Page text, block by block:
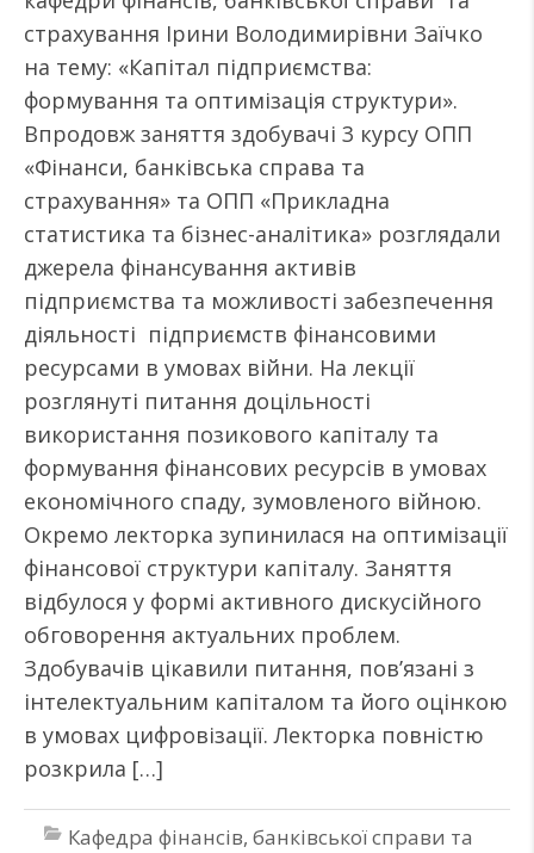
страхування Ірини Володимирівни Заїчко
на тему: «Капітал підприємства:
формування та оптимізація структури».
Впродовж заняття здобувачі 3 курсу ОПП
«Фінанси, банківська справа та
страхування» та ОПП «Прикладна
статистика та бізнес-аналітика» розглядали
джерела фінансування активів
підприємства та можливості забезпечення
діяльності підприємств фінансовими
ресурсами в умовах війни. На лекції
розглянуті питання доцільності
використання позикового капіталу та
формування фінансових ресурсів в умовах
економічного спаду, зумовленого війною.
Окремо лекторка зупинилася на оптимізації
фінансової структури капіталу. Заняття
відбулося у формі активного дискусійного
обговорення актуальних проблем.
Здобувачів цікавили питання, пов’язані з
інтелектуальним капіталом та його оцінкою
в умовах цифровізації. Лекторка повністю
розкрила […]
Кафедра фінансів, банківської справи та